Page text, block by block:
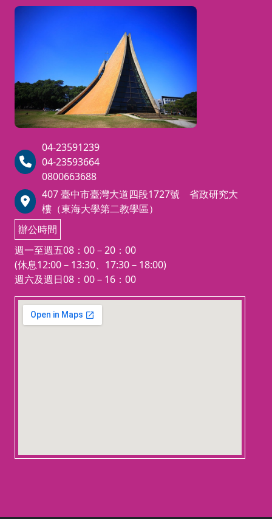
）或搜尋 ID @298
📤 回傳繳費憑證：請於
官方 LINE 回傳您的
「姓名」及「繳費完成
截圖」。
🎟️ 領取上課連結：核對
程群組連結」邀請您入
群！(💡 課前提醒：詳
制，請參閱報名頁面上
方「備註」說明⬆️)
【報名對象資格】
本培訓班僅限「國泰
世華商業銀行股份有限
公司」員工報名。
經查核若非旗下員工將
10%行政手續費後辦理
退費。
🎯【證照認證介紹】
AFP（Associate Fina
ncial Planner
劃顧問認證，不僅是一
張具備高度專業獨立性
的證照，更是您邁向國
際頂級
證高級理財規劃顧問）
證照的關鍵入門鑰匙。
順利通過 AFP測驗後，
您將取得進階準備CFP
® 證照的資格，成為全
球金融界推崇的專業理
符合抵免辦法之證照與
🔗【報考抵免資訊】
為協助您順利考取證照，請
參考以下由 CFP 認證協會提供之
重要資訊：
CFP 認證協會官網
新版課綱與銜接說明
學分／課程抵免查詢
報
04-23591239
04-23593664
0800663688
407 臺中市臺灣大道四段1727號 省政研究大
樓（東海大學第二教學區）
辦公時間
週一至週五08：00－20：00
(休息12:00－13:30、17:30－18:00)
週六及週日08：00－16：00
123 movies
embedgooglemap.net